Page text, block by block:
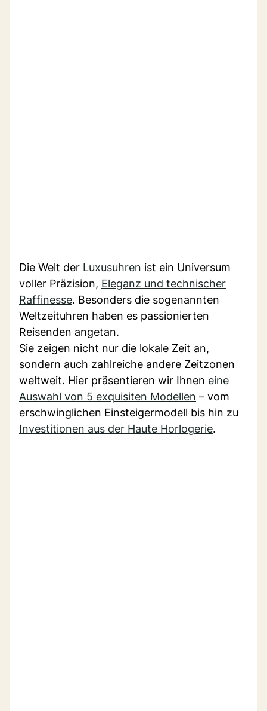
Die Welt der Luxusuhren ist ein Universum
voller Präzision, Eleganz und technischer
Raffinesse. Besonders die sogenannten
Weltzeituhren haben es passionierten
Reisenden angetan.
Sie zeigen nicht nur die lokale Zeit an,
sondern auch zahlreiche andere Zeitzonen
weltweit. Hier präsentieren wir Ihnen eine
Auswahl von 5 exquisiten Modellen – vom
erschwinglichen Einsteigermodell bis hin zu
Investitionen aus der Haute Horlogerie.